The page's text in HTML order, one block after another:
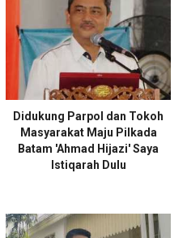
Didukung Parpol dan Tokoh
Masyarakat Maju Pilkada
Batam 'Ahmad Hijazi' Saya
Istiqarah Dulu